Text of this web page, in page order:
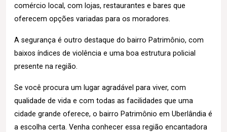
comércio local, com lojas, restaurantes e bares que
oferecem opções variadas para os moradores.
A segurança é outro destaque do bairro Patrimônio, com
baixos índices de violência e uma boa estrutura policial
presente na região.
Se você procura um lugar agradável para viver, com
qualidade de vida e com todas as facilidades que uma
cidade grande oferece, o bairro Patrimônio em Uberlândia é
a escolha certa. Venha conhecer essa região encantadora